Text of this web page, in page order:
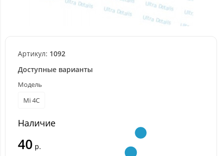
Артикул: 1092
Доступные варианты
Модель
Mi 4C
Наличие
40 р.